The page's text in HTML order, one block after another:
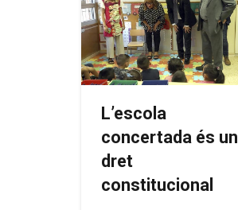
L’escola
concertada és un
dret
constitucional